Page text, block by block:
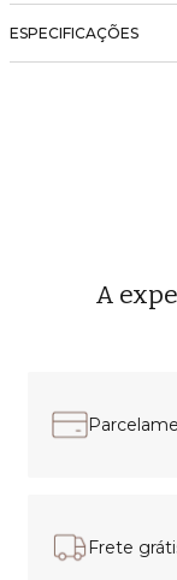
ESPECIFICAÇÕES
A
Frete